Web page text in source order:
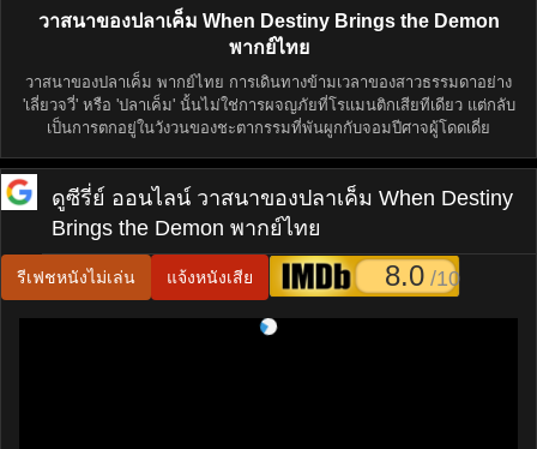
วาสนาของปลาเค็ม When Destiny Brings the Demon
พากย์ไทย
วาสนาของปลาเค็ม พากย์ไทย การเดินทางข้ามเวลาของสาวธรรมดาอย่าง
'เลี่ยวจวี่' หรือ 'ปลาเค็ม' นั้นไม่ใช่การผจญภัยที่โรแมนติกเสียทีเดียว แต่กลับ
เป็นการตกอยู่ในวังวนของชะตากรรมที่พันผูกกับจอมปีศาจผู้โดดเดี่ย
ดูซีรี่ย์ ออนไลน์ วาสนาของปลาเค็ม When Destiny
Brings the Demon พากย์ไทย
รีเฟชหนังไม่เล่น แจ้งหนังเสีย 8.0 /10